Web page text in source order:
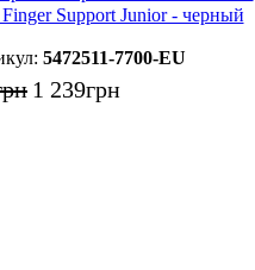
Support Junior - черный
5472511-7700-EU
1 239грн